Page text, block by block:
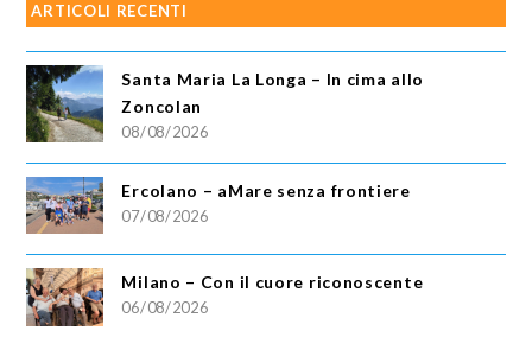
ARTICOLI RECENTI
Santa Maria La Longa – In cima allo
Zoncolan
08/08/2026
Ercolano – aMare senza frontiere
07/08/2026
Milano – Con il cuore riconoscente
06/08/2026